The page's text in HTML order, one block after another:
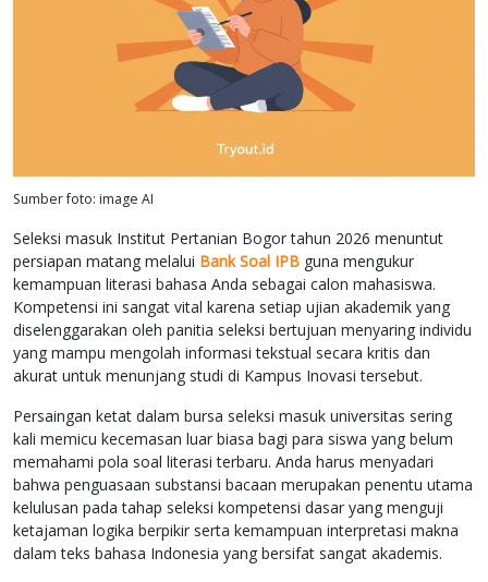
Sumber foto: image AI
Seleksi masuk Institut Pertanian Bogor tahun 2026 menuntut
persiapan matang melalui Bank Soal IPB guna mengukur
kemampuan literasi bahasa Anda sebagai calon mahasiswa.
Kompetensi ini sangat vital karena setiap ujian akademik yang
diselenggarakan oleh panitia seleksi bertujuan menyaring individu
yang mampu mengolah informasi tekstual secara kritis dan
akurat untuk menunjang studi di Kampus Inovasi tersebut.
Persaingan ketat dalam bursa seleksi masuk universitas sering
kali memicu kecemasan luar biasa bagi para siswa yang belum
memahami pola soal literasi terbaru. Anda harus menyadari
bahwa penguasaan substansi bacaan merupakan penentu utama
kelulusan pada tahap seleksi kompetensi dasar yang menguji
ketajaman logika berpikir serta kemampuan interpretasi makna
dalam teks bahasa Indonesia yang bersifat sangat akademis.